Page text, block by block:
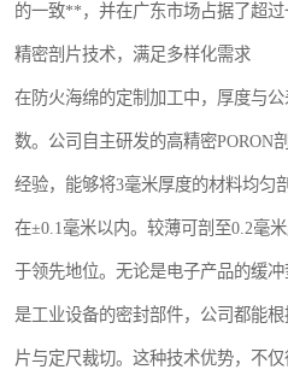
的一致**，并在广东市场占据了超过
精密剖片技术，满足多样化需求
在防火海绵的定制加工中，厚度与
数。公司自主研发的高精密PORON
经验，能够将3毫米厚度的材料均匀
在±0.1毫米以内。较薄可剖至0.2毫
于领先地位。无论是电子产品的缓
是工业设备的密封部件，公司都能
片与定尺裁切。这种技术优势，不